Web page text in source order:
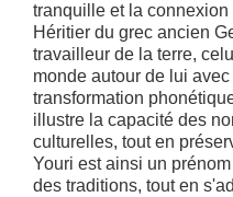
tranquille et la
Héritier du grec ancien
travailleur de la terre,
monde autour de lui
transformation
illustre la capacité des
culturelles, tout en
Youri est ainsi un
des traditions, tout en